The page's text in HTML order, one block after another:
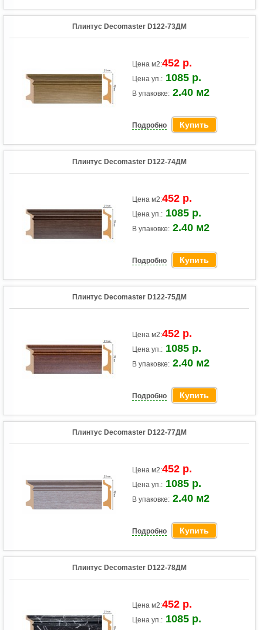
Плинтус Decomaster D122-73ДМ
Цена м2:452 р.
Цена уп.: 1085 р.
В упаковке: 2.40 м2
Подробно Купить
Плинтус Decomaster D122-74ДМ
Цена м2:452 р.
Цена уп.: 1085 р.
В упаковке: 2.40 м2
Подробно Купить
Плинтус Decomaster D122-75ДМ
Цена м2:452 р.
Цена уп.: 1085 р.
В упаковке: 2.40 м2
Подробно Купить
Плинтус Decomaster D122-77ДМ
Цена м2:452 р.
Цена уп.: 1085 р.
В упаковке: 2.40 м2
Подробно Купить
Плинтус Decomaster D122-78ДМ
Цена м2:452 р.
Цена уп.: 1085 р.